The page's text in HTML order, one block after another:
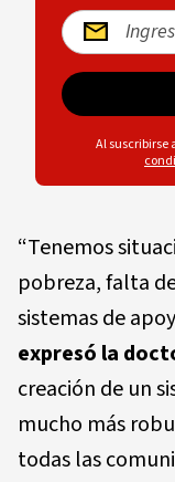
Al suscribirse
“Tenemos
pobreza, falta
sistemas de
expresó la
creación de un
mucho más
todas las